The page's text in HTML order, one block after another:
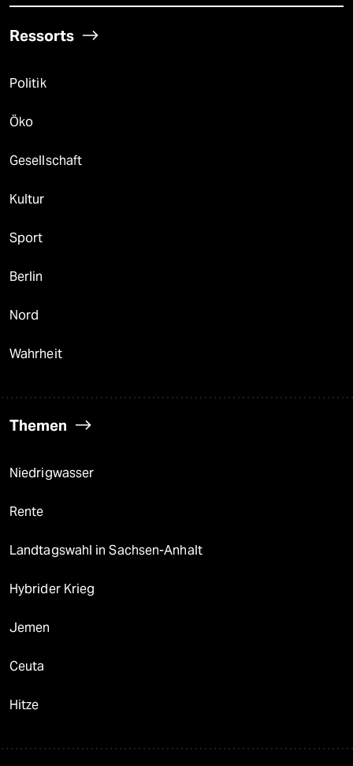
Ressorts
Politik
Öko
Gesellschaft
Kultur
Sport
Berlin
Nord
Wahrheit
Themen
Niedrigwasser
Rente
Landtagswahl in Sachsen-Anhalt
Hybrider Krieg
Jemen
Ceuta
Hitze